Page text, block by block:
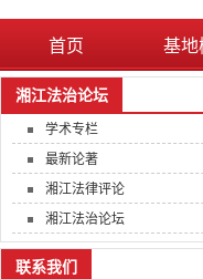
首页 基地
湘江法治论坛
学术专栏
最新论著
湘江法律评论
湘江法治论坛
联系我们